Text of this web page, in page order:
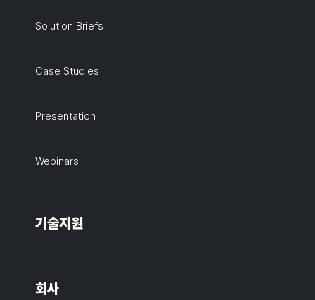
Solution Briefs
Case Studies
Presentation
Webinars
기술지원
회사